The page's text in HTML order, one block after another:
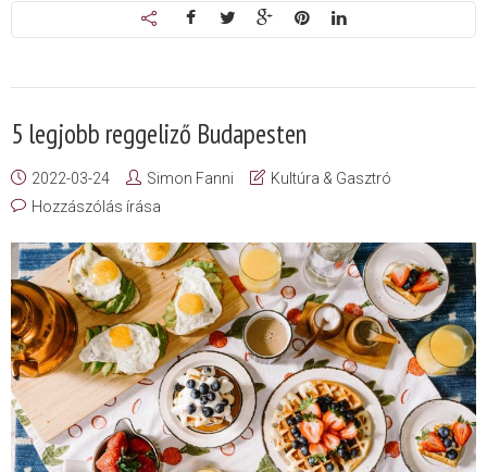
5 legjobb reggeliző Budapesten
2022-03-24 Simon Fanni
Kultúra & Gasztró
Hozzászólás írása